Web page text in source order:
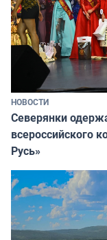
НОВОСТИ
Северянки
всероссийского
Русь»